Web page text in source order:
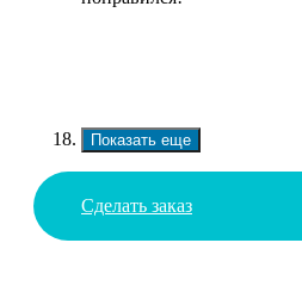
Показать еще
Сделать заказ